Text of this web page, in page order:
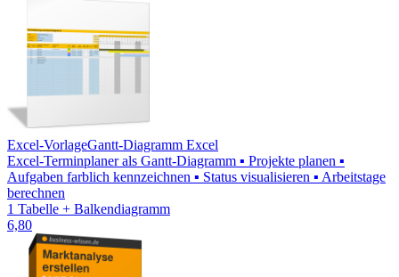
Excel-VorlageGantt-Diagramm Excel
Excel-Terminplaner als Gantt-Diagramm ▪ Projekte planen ▪
Aufgaben farblich kennzeichnen ▪ Status visualisieren ▪ Arbeitstage
berechnen
1 Tabelle + Balkendiagramm
6,80